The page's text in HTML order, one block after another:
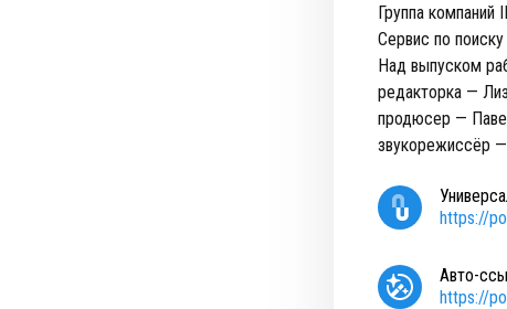
Группа компаний
Сервис по
Над выпуском
редакторка —
продюсер —
звукорежиссёр
https://
Авто-
https://